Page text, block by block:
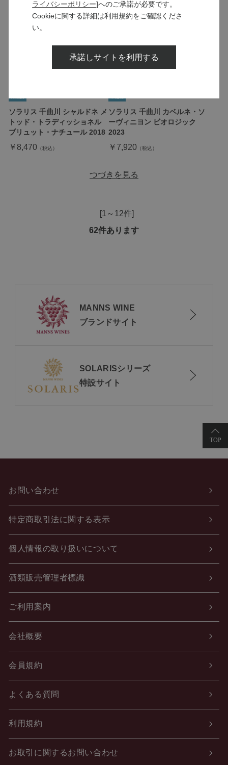
ソラリス 千曲川 シャルドネ メ
トッド・トラディッショネル
ブリュット・ナチュール 2018
￥8,470
ソラリス 千曲川 カベルネ・ソ
ーヴィニヨン ビオロジック
2023
￥7,920
つづきを見る
[1～12件]
62件あります
MANNS WINE
ブランドサイト
SOLARISシリーズ
特設サイト
お問い合わせ
特定商取引法に関する表示
個人情報の取り扱いについて
酒類販売管理者標識
ご利用案内
会社概要
会員規約
よくある質問
利用規約
お取引に関するお問い合わせ
ライバシーポリシー]へのご承諾が必要です。
Cookieに関する詳細は利用規約をご確認くださ
い。
承諾しサイトを利用する